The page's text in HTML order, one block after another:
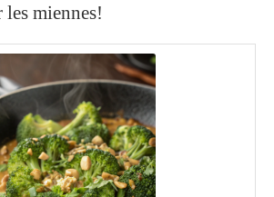
les miennes!